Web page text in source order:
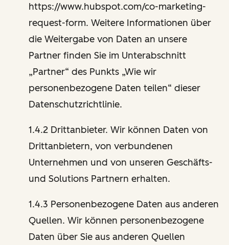
https://www.hubspot.com/co-marketing-
request-form. Weitere Informationen über
die Weitergabe von Daten an unsere
Partner finden Sie im Unterabschnitt
„Partner“ des Punkts „Wie wir
personenbezogene Daten teilen“ dieser
Datenschutzrichtlinie.
1.4.2 Drittanbieter. Wir können Daten von
Drittanbietern, von verbundenen
Unternehmen und von unseren Geschäfts-
und Solutions Partnern erhalten.
1.4.3 Personenbezogene Daten aus anderen
Quellen. Wir können personenbezogene
Daten über Sie aus anderen Quellen